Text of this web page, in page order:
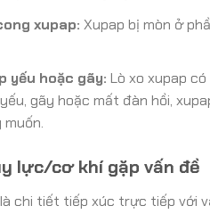
xupap: Xupap bị mòn ở
yếu hoặc gãy: Lò xo xupap
gãy hoặc mất đàn hồi,
muốn.
lực/cơ khí gặp vấn đề
chi tiết tiếp xúc trực tiếp với